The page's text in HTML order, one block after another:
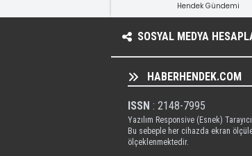
Hendek Gündemi
SOSYAL MEDYA
HABERHENDEK.COM
ISSN : 2148-7995
Yazılım Responsive (Esnek)
Bu sebeple her cihazda ekran
ölçeklenmektedir.